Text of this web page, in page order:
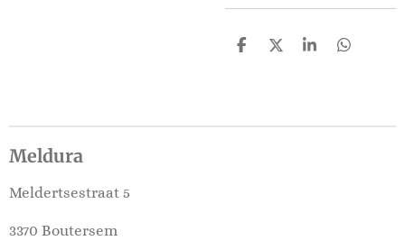
D
D
S
D
Meldura
Meldertsestraat 5
3370 Boutersem